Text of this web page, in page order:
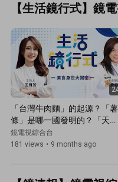
【生活鏡行式】鏡
「台灣牛肉麵」的起源？「薯
條」是哪一國發明的？「天婦
羅」竟不是日本發明的？「月
亮蝦餅」到底是不是泰國菜？
謎！｜生活鏡行式 王月芳 費
奇 #鏡電視綜合台
鏡電視綜合台
181 views • 9 months ago